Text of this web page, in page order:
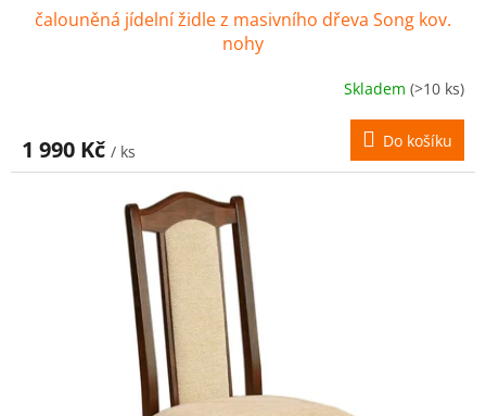
A
R
M
A
čalouněná jídelní židle z masivního dřeva Song kov.
nohy
Skladem (>10 ks)
1 990 Kč / ks
Do košíku